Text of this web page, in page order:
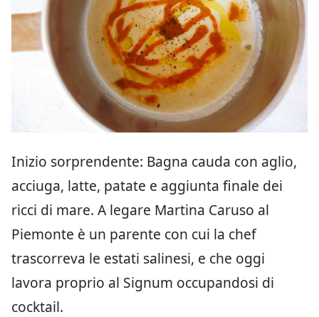
Inizio sorprendente: Bagna cauda con aglio,
acciuga, latte, patate e aggiunta finale dei
ricci di mare. A legare Martina Caruso al
Piemonte è un parente con cui la chef
trascorreva le estati salinesi, e che oggi
lavora proprio al Signum occupandosi di
cocktail.